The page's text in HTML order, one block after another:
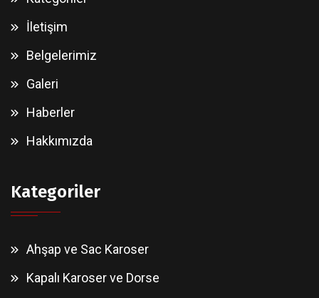
İletişim
Belgelerimiz
Galeri
Haberler
Hakkımızda
Kategoriler
Ahşap ve Sac Karoser
Kapalı Karoser ve Dorse